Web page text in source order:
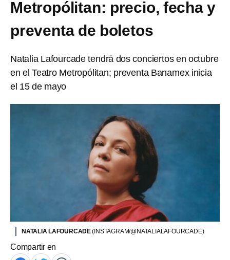
Metropólitan: precio, fecha y
preventa de boletos
Natalia Lafourcade tendrá dos conciertos en octubre
en el Teatro Metropólitan; preventa Banamex inicia
el 15 de mayo
NATALIA LAFOURCADE(INSTAGRAM/@NATALIALAFOURCADE)
Compartir en